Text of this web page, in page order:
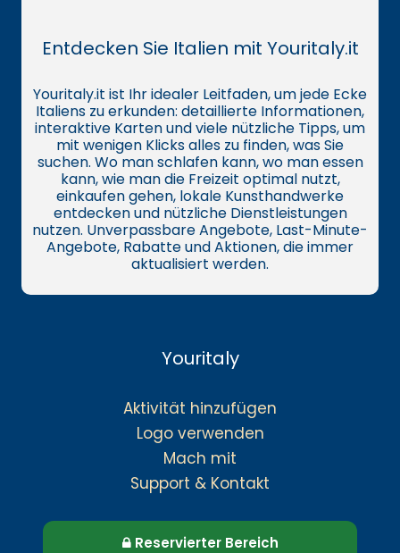
Entdecken Sie Italien mit Youritaly.it
Youritaly.it ist Ihr idealer Leitfaden, um jede Ecke
Italiens zu erkunden: detaillierte Informationen,
interaktive Karten und viele nützliche Tipps, um
mit wenigen Klicks alles zu finden, was Sie
suchen. Wo man schlafen kann, wo man essen
kann, wie man die Freizeit optimal nutzt,
einkaufen gehen, lokale Kunsthandwerke
entdecken und nützliche Dienstleistungen
nutzen. Unverpassbare Angebote, Last-Minute-
Angebote, Rabatte und Aktionen, die immer
aktualisiert werden.
Youritaly
Aktivität hinzufügen
Logo verwenden
Mach mit
Support & Kontakt
Reservierter Bereich